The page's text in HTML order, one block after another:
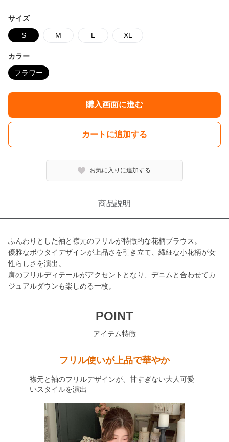
サイズ
S M L XL
カラー
フラワー
購入画面に進む
カートに追加する
お気に入りに追加する
商品説明
ふんわりとした袖と襟元のフリルが特徴的な花柄ブラウス。
優雅なボウタイデザインが上品さを引き立て、繊細な小花柄が女
性らしさを演出。
肩のフリルディテールがアクセントとなり、デニムと合わせてカ
ジュアルダウンも楽しめる一枚。
POINT
アイテム特徴
フリル使いが上品で華やか
襟元と袖のフリルデザインが、甘すぎない大人可愛
いスタイルを演出